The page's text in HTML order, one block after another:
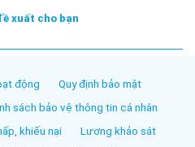
xuất cho bạn
động
Quy định bảo mật
sách bảo vệ thông tin cá nhân
khiếu nại
Lương khảo sát